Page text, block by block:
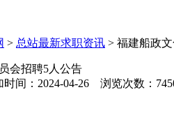
> 总站最新求职资讯 > 福建船政
会招聘5人公告
间： 2024-04-26 浏览次数：